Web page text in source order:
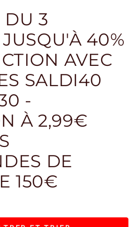
DU 3
40%
AVEC
SALDI40
-
À 2,99€
DE
150€